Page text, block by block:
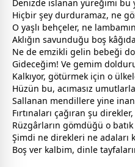
Denizde ıslanan yüreğimi bu
Hiçbir şey durduramaz, ne
O yaşlı behçeler, ne
Aklığın savunduğu boş
Ne de emzikli gelin bebeği
Gideceğim! Ve gemim
Kalkıyor, götürmek için o
Hüzün bu, acımasız
Sallanan mendillere yine
Fırtınaları çağıran şu
Rüzgârların gömdüğü o
Şimdi ne direkleri ne adaları
Boş ver kalbim, dinle